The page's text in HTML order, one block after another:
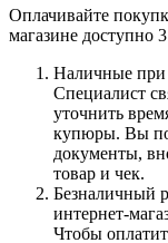
Оплачивайте
магазине доступно
Наличные при
Специалист
уточнить
купюры. Вы
документы,
товар и чек.
Безналичный
интернет-
Чтобы